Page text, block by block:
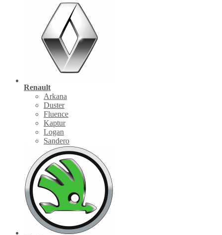
Renault
Arkana
Duster
Fluence
Kaptur
Logan
Sandero